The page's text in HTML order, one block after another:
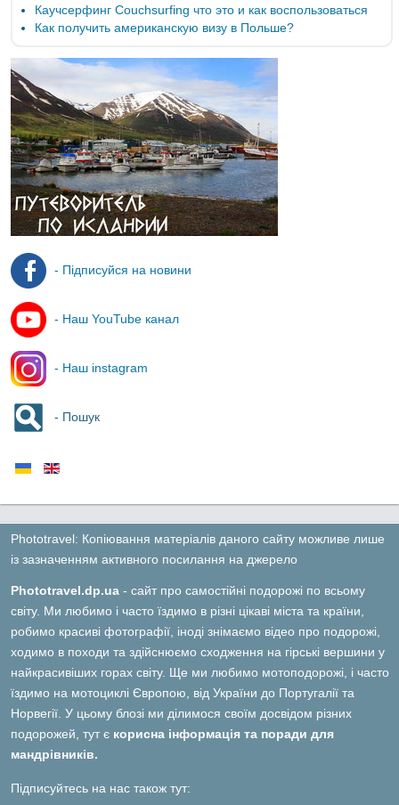
Каучсерфинг Couchsurfing что это и как воспользоваться
Как получить американскую визу в Польше?
- Підписуйся на новини
- Наш YouTube канал
- Наш instagram
- Пошук
Phototravel: Копіювання матеріалів даного сайту можливе лише
із зазначенням активного посилання на джерело
Phototravel.dp.ua - сайт про самостійні подорожі по всьому
світу. Ми любимо і часто їздимо в різні цікаві міста та країни,
робимо красиві фотографії, іноді знімаємо відео про подорожі,
ходимо в походи та здійснюємо сходження на гірські вершини у
найкрасивіших горах світу. Ще ми любимо мотоподорожі, і часто
їздимо на мотоциклі Європою, від України до Португалії та
Норвегії. У цьому блозі ми ділимося своїм досвідом різних
подорожей, тут є корисна інформація та поради для
мандрівників.
Підписуйтесь на нас також тут: